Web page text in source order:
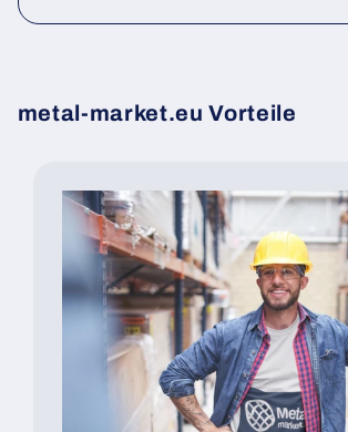
metal-market.eu Vorteile